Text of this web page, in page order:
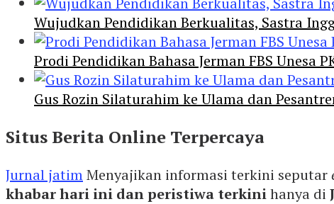
Wujudkan Pendidikan Berkualitas, Sastra
Prodi Pendidikan Bahasa Jerman FBS Unesa
Gus Rozin Silaturahim ke Ulama dan
Situs Berita Online Terpercaya
Jurnal jatimMenyajikan informasi terkini seputar
khabar hari ini dan peristiwa terkinihanya di